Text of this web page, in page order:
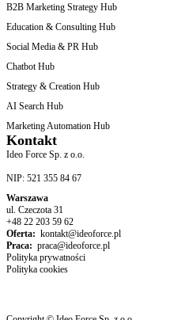
B2B Marketing Strategy Hub
Education & Consulting Hub
Social Media & PR Hub
Chatbot Hub
Strategy & Creation Hub
AI Search Hub
Marketing Automation Hub
Kontakt
Ideo Force Sp. z o.o.
NIP: 521 355 84 67
Warszawa
ul. Czeczota 31
+48 22 203 59 62
Oferta: kontakt@ideoforce.pl
Praca: praca@ideoforce.pl
Polityka prywatności
Polityka cookies